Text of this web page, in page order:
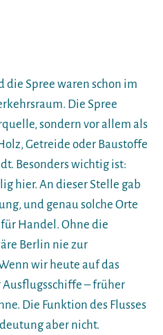
die Spree waren schon im
Die Spree
sondern vor allem als
Getreide oder Baustoffe
Besonders wichtig ist:
hier. An dieser Stelle gab
und genau solche Orte
Handel. Ohne die
Berlin nie zur
wir heute auf das
Ausflugsschiffe – früher
Die Funktion des Flusses
aber nicht.